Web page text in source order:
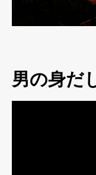
男の身だ